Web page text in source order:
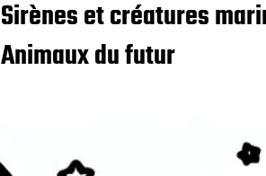
Sirènes et créatures
Animaux du futur